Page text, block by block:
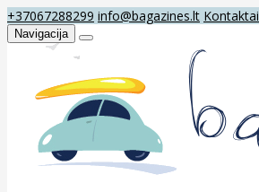
+37067288299 info@bagazines.lt Kontaktai
Navigacija